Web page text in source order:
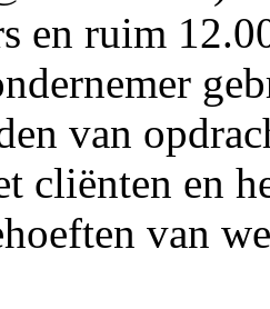
en ruim
van
cliënten en
van